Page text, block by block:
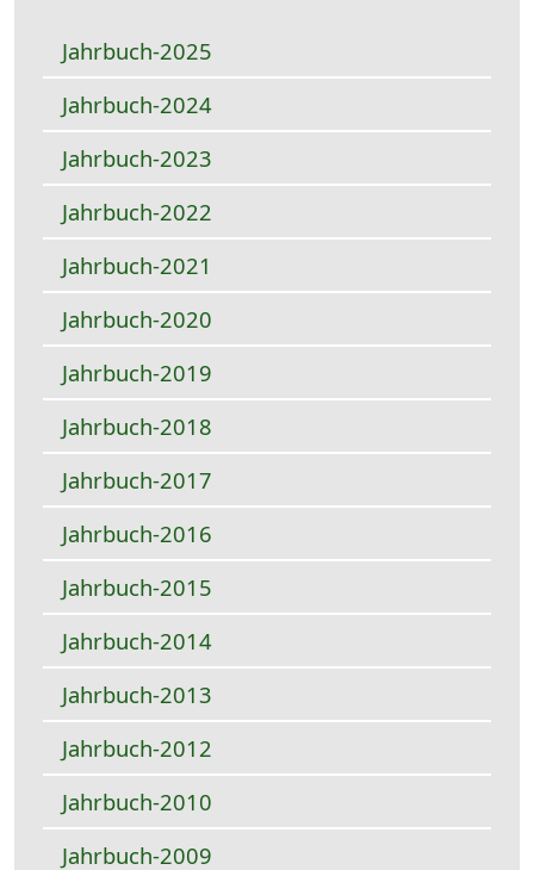
Jahrbuch-2025
Jahrbuch-2024
Jahrbuch-2023
Jahrbuch-2022
Jahrbuch-2021
Jahrbuch-2020
Jahrbuch-2019
Jahrbuch-2018
Jahrbuch-2017
Jahrbuch-2016
Jahrbuch-2015
Jahrbuch-2014
Jahrbuch-2013
Jahrbuch-2012
Jahrbuch-2010
Jahrbuch-2009